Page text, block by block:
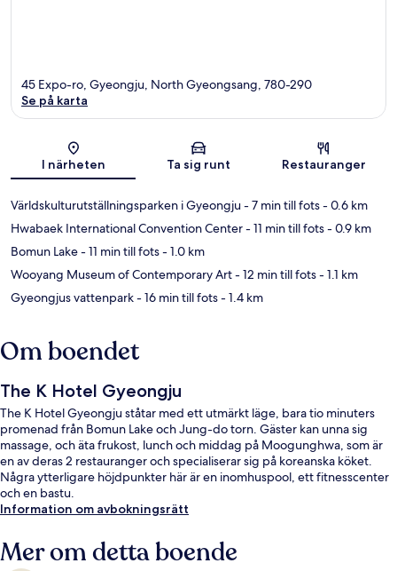
Karta
45 Expo-ro, Gyeongju, North Gyeongsang, 780-290
Se på karta
I närheten Ta sig runt Restauranger
Världskulturutställningsparken i Gyeongju- 7 min till fots- 0.6 km
Hwabaek International Convention Center- 11 min till fots- 0.9 km
Bomun Lake- 11 min till fots- 1.0 km
Wooyang Museum of Contemporary Art- 12 min till fots- 1.1 km
Gyeongjus vattenpark- 16 min till fots- 1.4 km
Om boendet
The K Hotel Gyeongju
The K Hotel Gyeongju ståtar med ett utmärkt läge, bara tio minuters
promenad från Bomun Lake och Jung-do torn. Gäster kan unna sig
massage, och äta frukost, lunch och middag på Moogunghwa, som är
en av deras 2 restauranger och specialiserar sig på koreanska köket.
Några ytterligare höjdpunkter här är en inomhuspool, ett fitnesscenter
och en bastu.
Information om avbokningsrätt
Mer om detta boende